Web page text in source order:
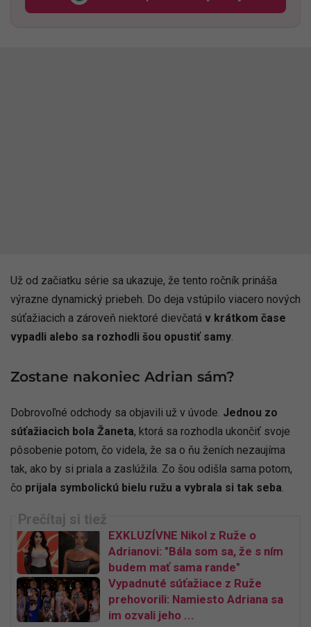
Už od začiatku série sa ukazuje, že tento ročník prináša
výrazne dynamický priebeh. Do deja vstúpilo viacero nových
súťažiacich a zároveň niektoré dievčatá v krátkom čase
vypadli alebo sa rozhodli šou opustiť samy
Zostane nakoniec Adrian sám?
Dobrovoľné odchody sa objavili už v úvode. Jednou zo
súťažiacich bola Žaneta, ktorá sa rozhodla ukončiť svoje
pôsobenie potom, čo videla, že sa o ňu ženích nezaujíma
tak, ako by si priala a zaslúžila. Zo šou odišla sama potom,
čo prijala symbolickú bielu ružu a vybrala si tak seba.
EXKLUZÍVNE Nikol z Ruže o
Adrianovi: "Bála som sa, že s ním
budem mať sama rande"
Vypadnuté súťažiace z Ruže
prehovorili: Namiesto Adriana sa
im ozvali jeho ...